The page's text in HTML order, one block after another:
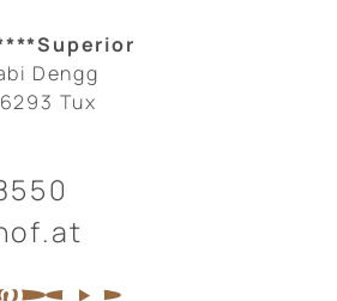
Dengg
Tux